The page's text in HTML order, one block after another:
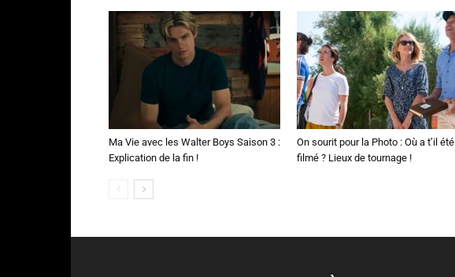
Ma Vie avec les Walter Boys Saison 3 :
Explication de la fin !
On sourit pour la Photo : Où a t’il été
filmé ? Lieux de tournage !